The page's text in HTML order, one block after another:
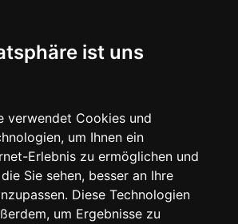
ist uns
verwendet Cookies und
um Ihnen ein
Erlebnis zu ermöglichen und
Sie sehen, besser an Ihre
Diese Technologien
um Ergebnisse zu